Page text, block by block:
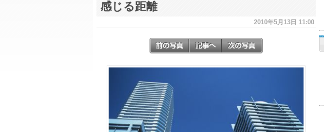
感じる距離
2010年5月13日 11:00